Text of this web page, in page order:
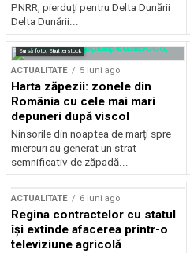
PNRR, pierduți pentru Delta Dunării
Delta Dunării...
Sursă foto: Shutterstock
ACTUALITATE 5 luni ago
Harta zăpezii: zonele din
România cu cele mai mari
depuneri după viscol
Ninsorile din noaptea de marți spre
miercuri au generat un strat
semnificativ de zăpadă...
ACTUALITATE 6 luni ago
Regina contractelor cu statul
își extinde afacerea printr-o
televiziune agricolă